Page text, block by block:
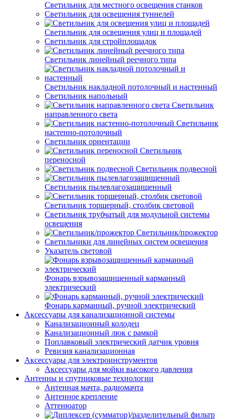
Светильник для местного освещения станков
Светильник для освещения туннелей
Светильник для освещения улиц и площадей
Светильник для стройплощадок
Светильник линейный реечного типа
Светильник накладной потолочный и настенный
Светильник напольный
Светильник
направленного света
Светильник
настенно-потолочный
Светильник ориентации
Светильник
переносной
Светильник подвесной
Светильник пылевлагозащищенный
Светильник торшерный, столбик световой
Светильник трубчатый для модульной системы
освещения
Светильник/прожектор
Светильники для линейных систем освещения
Указатель световой
Фонарь взрывозащищенный карманный
электрический
Фонарь карманный, ручной электрический
Аксессуары для канализационной системы
Канализационный колодец
Канализационный люк с рамкой
Поплавковый электрический датчик уровня
Ревизия канализационная
Аксессуары для электроинструментов
Аксессуары для мойки высокого давления
Антенны и спутниковые технологии
Антенная мачта, радиомачта
Антенное крепление
Аттенюатор